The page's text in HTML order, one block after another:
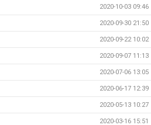
2020-10-03 09:46
2020-09-30 21:50
2020-09-22 10:02
2020-09-07 11:13
2020-07-06 13:05
2020-06-17 12:39
2020-05-13 10:27
2020-03-16 15:51